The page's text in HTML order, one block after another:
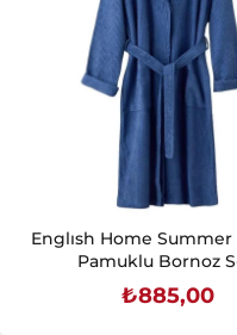
Englısh Home
Pamuklu Bornoz
₺885,00